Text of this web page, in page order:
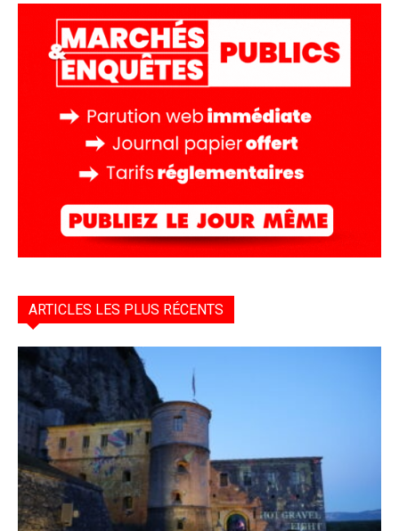
ARTICLES LES PLUS RÉCENTS